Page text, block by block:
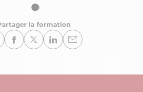
la formation